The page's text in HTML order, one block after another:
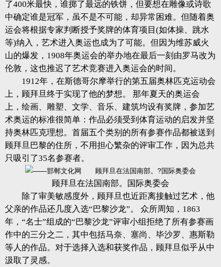
了400米最快，谁掷了最远的铁饼，但要想在雕像或诗歌
中确定谁是冠军，虽不是不可能，却异常困难。但随着奥
运会将根据专家判断授予奖牌的体育项目(如体操、跳水
等)纳入，艺术进入奥运也成为了可能。但因为维苏威火
山的爆发，1908年奥运会的举办地在最后一刻由罗马改为
伦敦，这也推迟了艺术竞赛进入奥运会的时间。
1912年，在斯德哥尔摩举行的第五届奥林匹克运动会
上，顾拜旦终于实现了他的梦想。 那年夏天的奥运会
上，绘画、雕塑、文学、音乐、建筑均设有奖牌，参加艺
术奥运的标准很简单：作品必须受到体育运动的启发并坚
持奥林匹克理想。首届五个类别的所有参赛作品都被送到
顾拜旦巴黎的住所，不用担心繁杂的评审工作，因为总共
只吸引了35名参赛者。
顾拜旦在法国南部。国际奥委会
除了审美敏感度外，顾拜旦也近距离接触过艺术，他
父亲的作品还几度入选“巴黎沙龙”。 众所周知，1863
年，“名士”组成的“巴黎沙龙”评审小组拒绝了所有参赛画
作中的三分之二，其中包括马奈、塞尚、毕沙罗、惠斯勒
等人的作品。对于选择入选和获奖作品，顾拜旦似乎从中
汲取了灵感。